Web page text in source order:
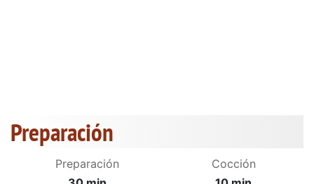
Preparación
Preparación
Cocción